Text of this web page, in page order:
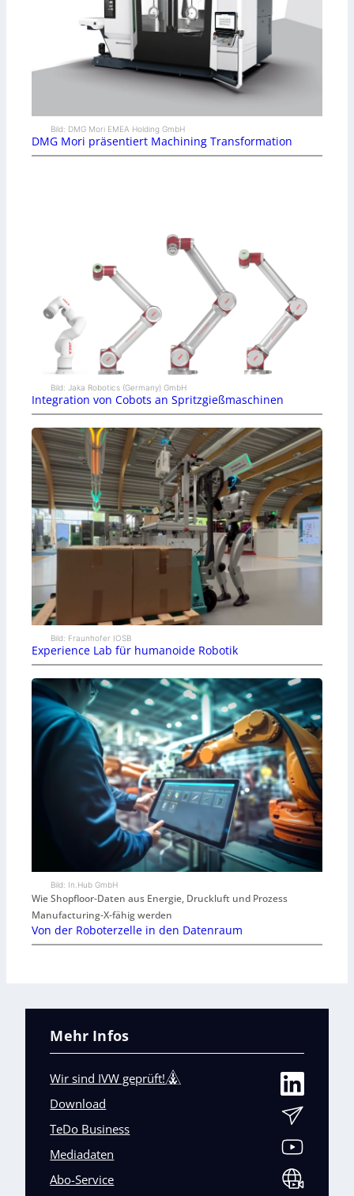
Bild: DMG Mori EMEA Holding GmbH
DMG Mori präsentiert Machining Transformation
Bild: Jaka Robotics (Germany) GmbH
Integration von Cobots an Spritzgießmaschinen
Bild: Fraunhofer IOSB
Experience Lab für humanoide Robotik
Bild: In.Hub GmbH
Wie Shopfloor-Daten aus Energie, Druckluft und Prozess
Manufacturing-X-fähig werden
Von der Roboterzelle in den Datenraum
Mehr Infos
Wir sind IVW geprüft!
Download
TeDo Business
Mediadaten
Abo-Service